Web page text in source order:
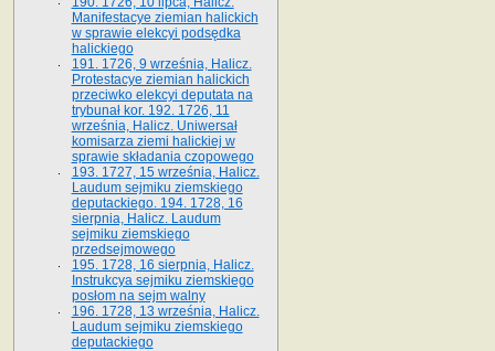
Manifestacye ziemian halickich
w sprawie elekcyi podsędka
halickiego
191. 1726, 9 września, Halicz.
Protestacye ziemian halickich
przeciwko elekcyi deputata na
trybunał kor. 192. 1726, 11
września, Halicz. Uniwersał
komisarza ziemi halickiej w
sprawie składania czopowego
193. 1727, 15 września, Halicz.
Laudum sejmiku ziemskiego
deputackiego. 194. 1728, 16
sierpnia, Halicz. Laudum
sejmiku ziemskiego
przedsejmowego
195. 1728, 16 sierpnia, Halicz.
Instrukcya sejmiku ziemskiego
posłom na sejm walny
196. 1728, 13 września, Halicz.
Laudum sejmiku ziemskiego
deputackiego